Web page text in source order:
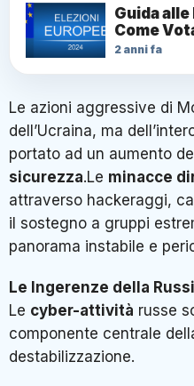
Guida
Come
2 anni fa
Le azioni aggressive di
dell’Ucraina, ma
portato ad un aumento
sicurezza.Le minacce
attraverso hackeraggi,
il sostegno a gruppi
panorama instabile e
Le Ingerenze della
Le cyber-attività russe
componente centrale
destabilizzazione.